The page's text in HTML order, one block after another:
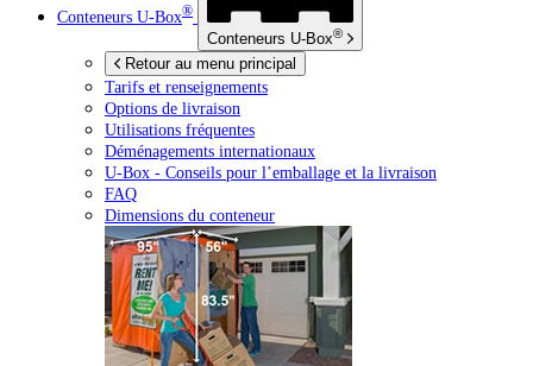
Conteneurs U-Box®
Conteneurs U-Box®
Retour au menu principal
Tarifs et renseignements
Options de livraison
Utilisations fréquentes
Déménagements internationaux
U-Box - Conseils pour l’emballage et la livraison
FAQ
Dimensions du conteneur